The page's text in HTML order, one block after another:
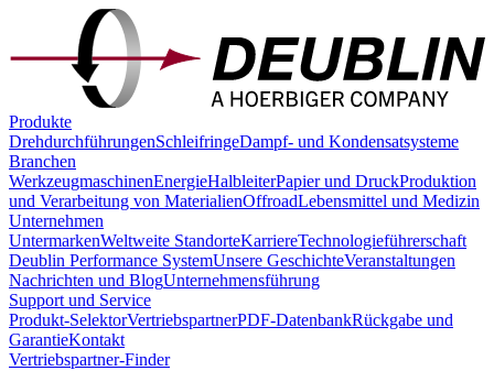
Produkte
DrehdurchführungenSchleifringeDampf- und Kondensatsysteme
Branchen
WerkzeugmaschinenEnergieHalbleiterPapier und DruckProduktion
und Verarbeitung von MaterialienOffroadLebensmittel und Medizin
Unternehmen
UntermarkenWeltweite StandorteKarriereTechnologieführerschaft
Deublin Performance SystemUnsere GeschichteVeranstaltungen
Nachrichten und BlogUnternehmensführung
Support und Service
Produkt-SelektorVertriebspartnerPDF-DatenbankRückgabe und
GarantieKontakt
Vertriebspartner-Finder